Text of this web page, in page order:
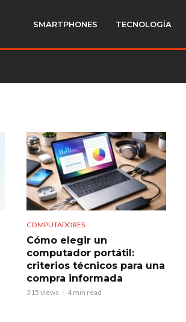
SMARTPHONES TECNOLOGÍA
COMPUTADORES
Cómo elegir un
computador portátil:
criterios técnicos para una
compra informada
315 views 4 min read